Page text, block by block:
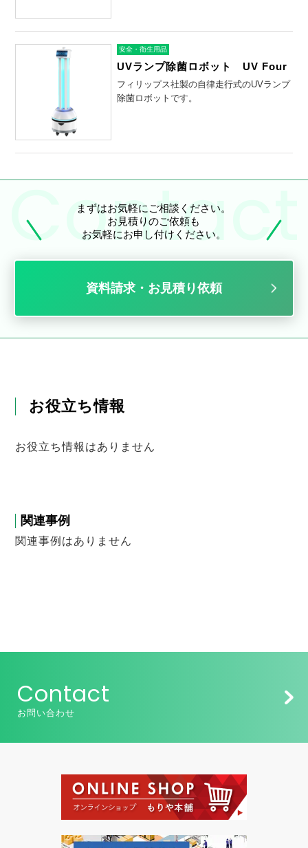
安全・衛生用品
UVランプ除菌ロボット UV Four
フィリップス社製の自律走行式のUVランプ
除菌ロボットです。
まずはお気軽にご相談ください。
お見積りのご依頼も
お気軽にお申し付けください。
資料請求・お見積り依頼
お役立ち情報
お役立ち情報はありません
関連事例
関連事例はありません
Contact
お問い合わせ